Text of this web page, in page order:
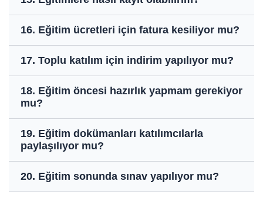
16. Eğitim ücretleri için fatura kesiliyor mu?
17. Toplu katılım için indirim yapılıyor mu?
18. Eğitim öncesi hazırlık yapmam gerekiyor
mu?
19. Eğitim dokümanları katılımcılarla
paylaşılıyor mu?
20. Eğitim sonunda sınav yapılıyor mu?